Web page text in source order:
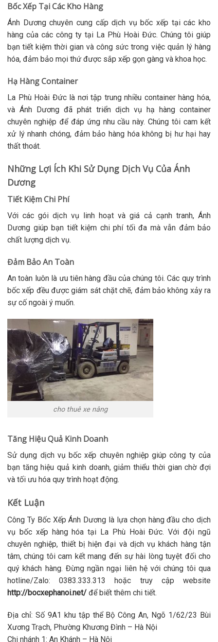
Bốc Xếp Tại Các Kho Hàng
Ánh Dương chuyên cung cấp dịch vụ bốc xếp tại các kho
hàng của các công ty tại La Phù Hoài Đức. Chúng tôi giúp
bạn tiết kiệm thời gian và công sức trong việc quản lý hàng
hóa, đảm bảo mọi thứ được sắp xếp gọn gàng và khoa học.
Hạ Hàng Container
La Phù Hoài Đức là nơi tập trung nhiều container hàng hóa,
và Ánh Dương đã phát triển dịch vụ hạ hàng container
chuyên nghiệp để đáp ứng nhu cầu này. Chúng tôi cam kết
xử lý nhanh chóng, đảm bảo hàng hóa không bị hư hại hay
thất thoát.
Những Lợi Ích Khi Sử Dụng Dịch Vụ Của Ánh
Dương
Tiết Kiệm Chi Phí
Với các gói dịch vụ linh hoạt và giá cả cạnh tranh, Ánh
Dương giúp bạn tiết kiệm chi phí tối đa mà vẫn đảm bảo
chất lượng dịch vụ.
Đảm Bảo An Toàn
An toàn luôn là ưu tiên hàng đầu của chúng tôi. Các quy trình
bốc xếp đều được giám sát chặt chẽ, đảm bảo không xảy ra
sự cố ngoài ý muốn.
cho thuê xe nâng
Tăng Hiệu Quả Kinh Doanh
Sử dụng dịch vụ bốc xếp chuyên nghiệp giúp công ty của
bạn tăng hiệu quả kinh doanh, giảm thiểu thời gian chờ đợi
và tối ưu hóa quy trình hoạt động.
Kết Luận
Công Ty Bốc Xếp Ánh Dương là lựa chọn hàng đầu cho dịch
vụ bốc xếp hàng hóa tại La Phù Hoài Đức. Với đội ngũ
chuyên nghiệp, thiết bị hiện đại và dịch vụ khách hàng tận
tâm, chúng tôi cam kết mang đến sự hài lòng tuyệt đối cho
quý khách hàng. Đừng ngần ngại liên hệ với chúng tôi qua
hotline/Zalo: 0383.333.313 hoặc truy cập website
http://bocxephanoi.net/ để biết thêm chi tiết.
Địa chỉ: Số 9A1 khu tập thể Bộ Công An, Ngõ 1/62/23 Bùi
Xương Trạch, Phường Khương Đình – Hà Nội
Chi nhánh 1: An Khánh – Hà Nội